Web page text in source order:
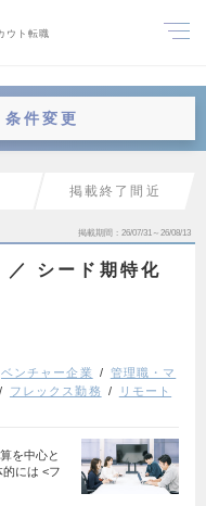
ウト転職
条件変更
掲載終了間近
掲載期間 26/07/31～26/08/13
シード期特化
ベンチャー企業
管理職・マ
フレックス勤務
リモート
を中心と
には <フ